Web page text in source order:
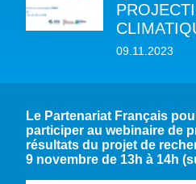
LES MEMBRES DU PFE
RÈGLEMENT DES COTISATIONS DES
NOTRE GOUVERNANCE
L’EAU DANS LES OBJECTIFS DU
BIODIVERSITÉ AQUATIQUE ET
ACCÈS À LA WASH DANS LES
WASH ROAD MAP
CRISE UKRAINIENNE 2022
EAUX, SOLS, AGROÉCOLOGIE ET
AUTRES EXPERTISES
NOS PRODUCTIONS
COP16 BIODIVERSITÉ – CALI 2024
FORUM MONDIAL DE L’EAU – BALI 2024
PRESSE
09.11.2023
Le Partenariat Français
participer au webinaire de
résultats du projet de
9 novembre de 13h à 14h